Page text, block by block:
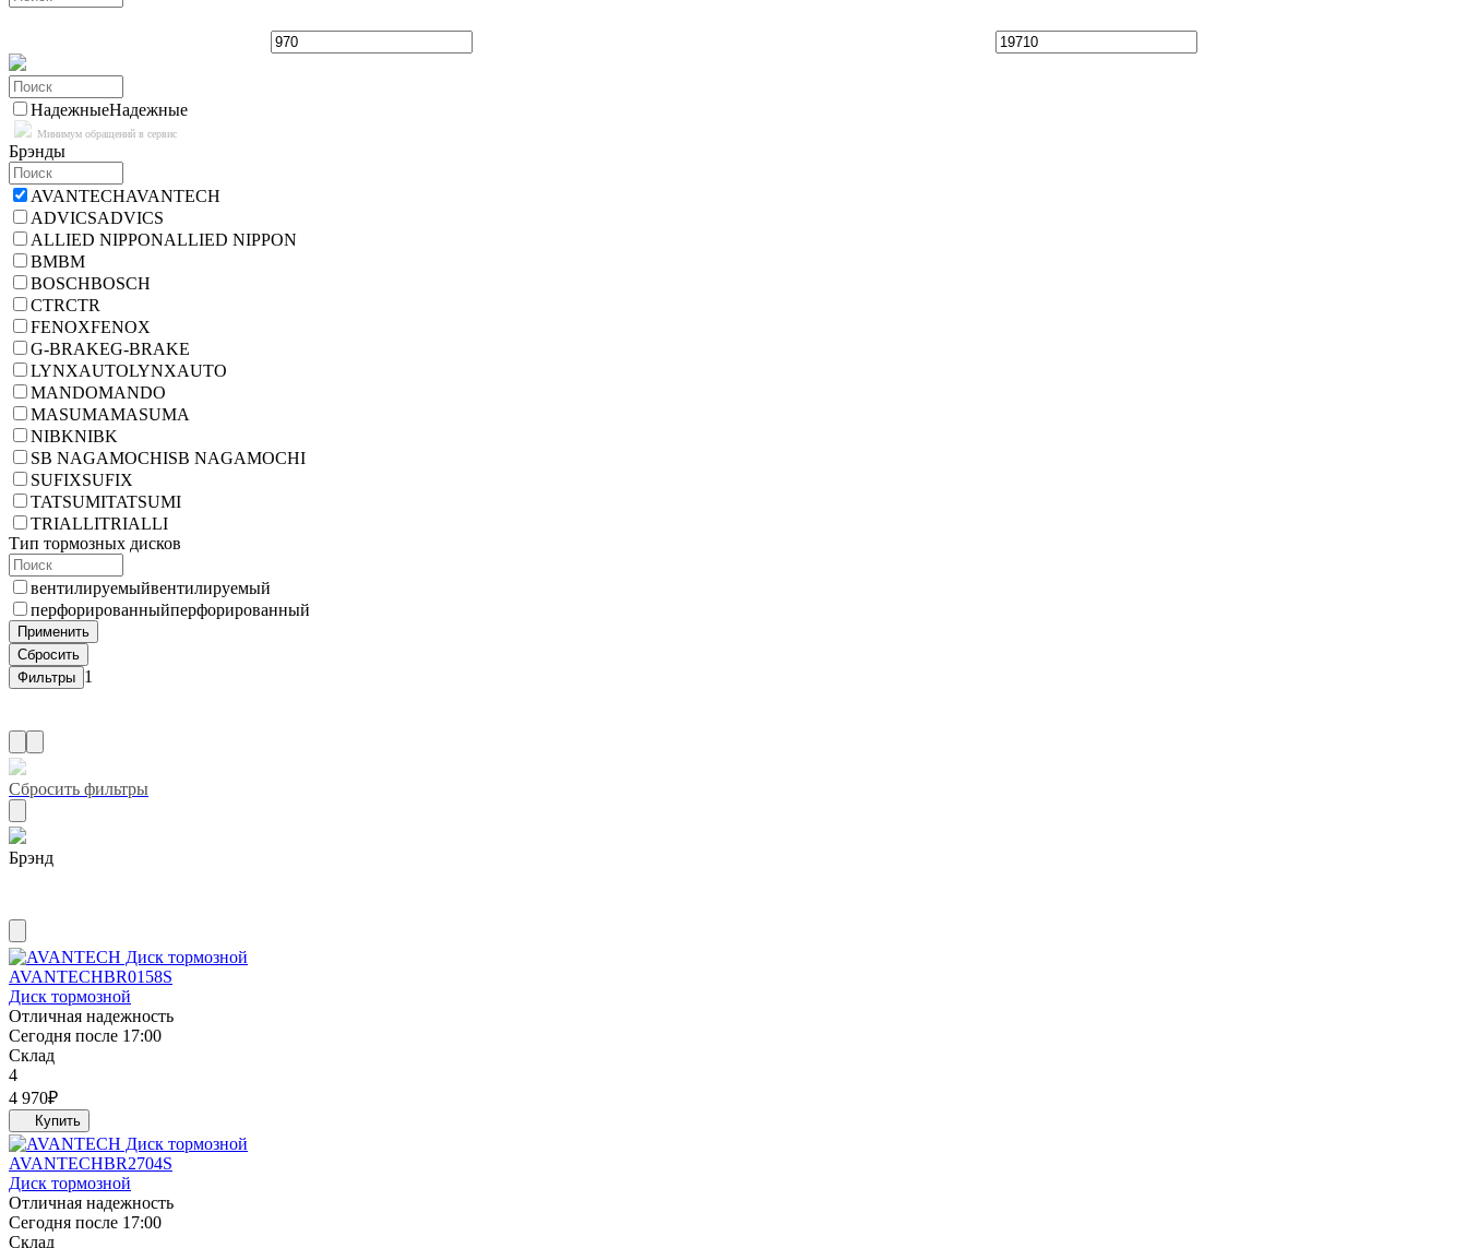
НадежныеНадежные
Минимум обращений в сервис
Брэнды
AVANTECHAVANTECH
ADVICSADVICS
ALLIED NIPPONALLIED NIPPON
BMBM
BOSCHBOSCH
CTRCTR
FENOXFENOX
G-BRAKEG-BRAKE
LYNXAUTOLYNXAUTO
MANDOMANDO
MASUMAMASUMA
NIBKNIBK
SB NAGAMOCHISB NAGAMOCHI
SUFIXSUFIX
TATSUMITATSUMI
TRIALLITRIALLI
Тип тормозных дисков
вентилируемыйвентилируемый
перфорированныйперфорированный
1
Сбросить фильтры
Брэнд
AVANTECHBR0158S
Диск тормозной
Отличная надежность
Сегодня после 17:00
Склад
4
4 970₽
AVANTECHBR2704S
Диск тормозной
Отличная надежность
Сегодня после 17:00
Склад